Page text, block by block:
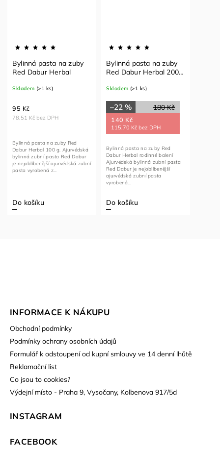
Bylinná pasta na zuby
Red Dabur Herbal
Skladem (>1 ks)
78,51 Kč bez DPH
95 Kč
Do košíku
Bylinná pasta na zuby Red
Dabur Herbal 100 g. Ajurvédská
bylinná zubní pasta Red Dabur
je nejoblíbenější ajurvédská zubní
pasta vyrobená z...
Bylinná pasta na zuby
Red Dabur Herbal 200 g
Skladem (>1 ks)
180 Kč
–22 %
140 Kč
115,70 Kč bez DPH
Do košíku
Bylinná pasta na zuby Red
Dabur Herbal rodinné balení
Ajurvédská bylinná zubní pasta
Red Dabur je nejoblíbenější
ajurvédská zubní pasta
vyrobená...
INFORMACE K NÁKUPU
Obchodní podmínky
Podmínky ochrany osobních údajů
Formulář k odstoupení od kupní smlouvy ve 14 denní lhůtě
Reklamační list
Co jsou to cookies?
Výdejní místo - Praha 9, Vysočany, Kolbenova 917/5d
INSTAGRAM
FACEBOOK